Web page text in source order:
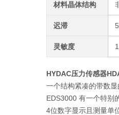
材料晶体结构
迟滞
灵敏度
HYDAC压力传感器
一个结构紧凑的带数
EDS3000 有一个特别
4位数字显示且测量单